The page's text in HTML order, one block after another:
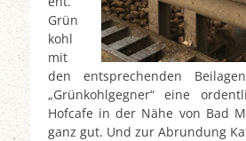
Grün
kohl
mit
den entsprechenden
„Grünkohlgegner“ eine
Hofcafe in der Nähe von Bad
ganz gut. Und zur Abrundung